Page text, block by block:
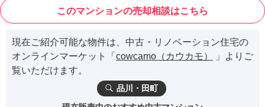
このマンションの売却相談はこちら
現在ご紹介可能な物件は、中古・リノベーション住宅の
オンラインマーケット「 cowcamo（カウカモ）
」よりご
覧いただけます。
品川・田町